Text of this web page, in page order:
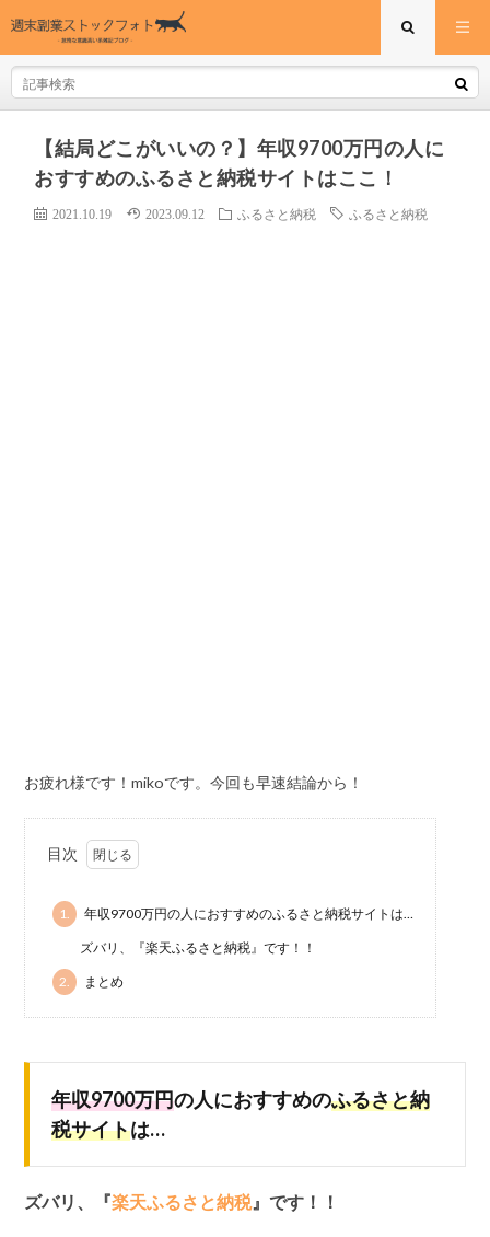
【結局どこがいいの？】年収9700万円の人に
おすすめのふるさと納税サイトはここ！
2021.10.19 2023.09.12 ふるさと納税 ふるさと納税
お疲れ様です！mikoです。今回も早速結論から！
目次
1. 年収9700万円の人におすすめのふるさと納税サイトは…
ズバリ、『楽天ふるさと納税』です！！
2. まとめ
年収9700万円の人におすすめのふるさと納
税サイトは…
ズバリ、『楽天ふるさと納税 』です！！